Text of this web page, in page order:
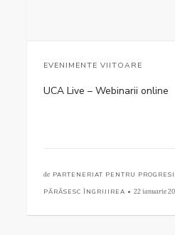
EVENIMENTE VIITOARE
UCA Live – Webinarii online
de PARTENERIAT PENTRU
PĂRĂSESC ÎNGRIJIREA • 22 ianuarie